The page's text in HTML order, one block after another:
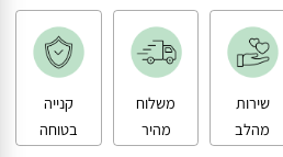
משלוח אקספרס (מהיום להיום)
שירות
משלוח
קנייה